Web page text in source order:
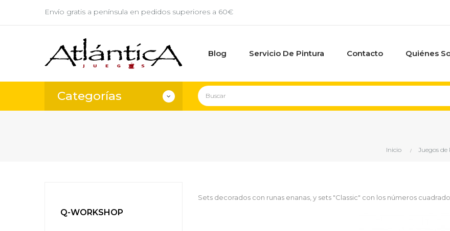
Envío gratis a península en pedidos superiores a 60€
Blog Servicio De Pintura Contacto Quiénes
Categorías
Inicio Juegos de
Q-WORKSHOP
Sets decorados con runas enanas, y sets "Classic" con los números